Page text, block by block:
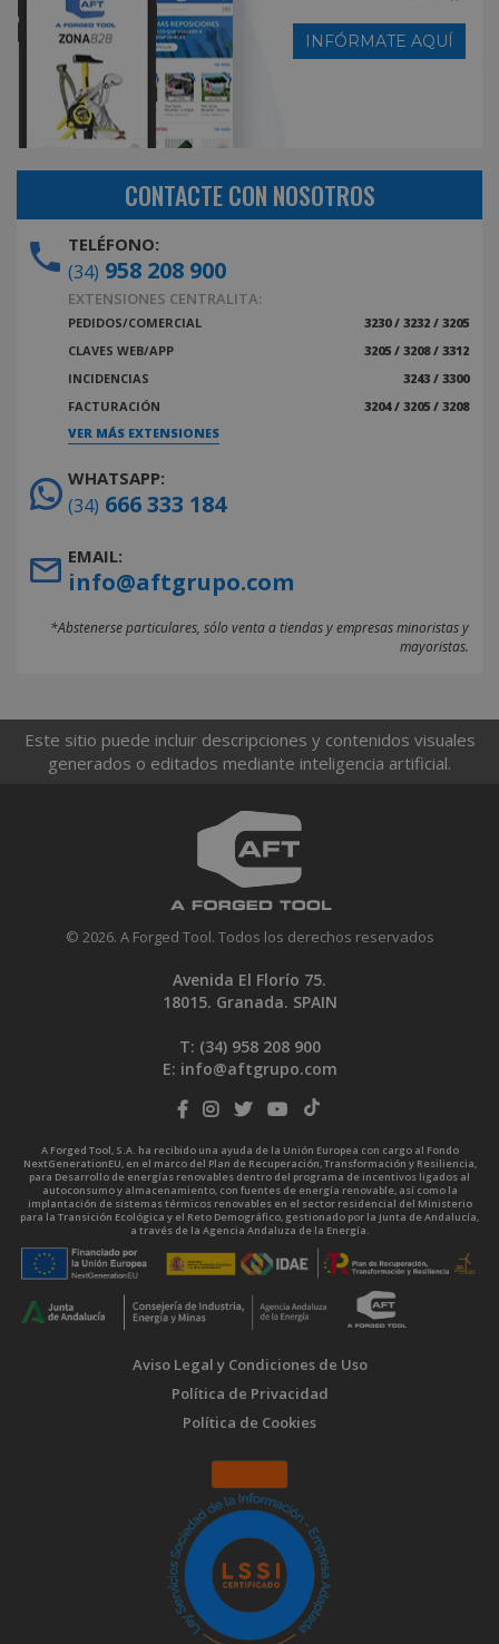
INFÓRMATE AQUÍ
CONTACTE CON NOSOTROS
TELÉFONO:
(34) 958 208 900
EXTENSIONES CENTRALITA:
PEDIDOS/COMERCIAL
3230 / 3232 / 3205
CLAVES WEB/APP
3205 / 3208 / 3312
INCIDENCIAS
3243 / 3300
FACTURACIÓN
3204 / 3205 / 3208
VER MÁS EXTENSIONES
WHATSAPP:
(34) 666 333 184
EMAIL:
info@aftgrupo.com
*Abstenerse particulares, sólo venta a tiendas y empresas minoristas y
mayoristas.
Este sitio puede incluir descripciones y contenidos visuales
generados o editados mediante inteligencia artificial.
© 2026. A Forged Tool. Todos los derechos reservados
Avenida El Florío 75.
18015. Granada. SPAIN
T: (34) 958 208 900
E: info@aftgrupo.com
A Forged Tool, S.A. ha recibido una ayuda de la Unión Europea con cargo al Fondo
NextGenerationEU, en el marco del Plan de Recuperación, Transformación y Resiliencia,
para Desarrollo de energías renovables dentro del programa de incentivos ligados al
autoconsumo y almacenamiento, con fuentes de energía renovable, así como la
implantación de sistemas térmicos renovables en el sector residencial del Ministerio
para la Transición Ecológica y el Reto Demográfico, gestionado por la Junta de Andalucía,
a través de la Agencia Andaluza de la Energía.
Aviso Legal y Condiciones de Uso
Política de Privacidad
Política de Cookies